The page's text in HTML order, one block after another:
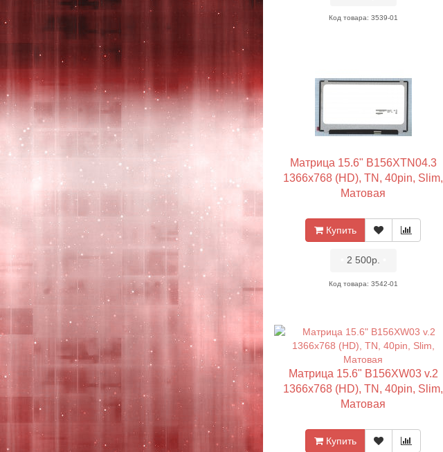
Код товара: 3539-01
Матрица 15.6" B156XTN04.3
1366x768 (HD), TN, 40pin, Slim,
Матовая
Купить
2 500р.
Код товара: 3542-01
Матрица 15.6" B156XW03 v.2
1366x768 (HD), TN, 40pin, Slim,
Матовая
Купить